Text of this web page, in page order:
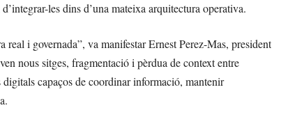
les dins d’una mateixa arquitectura operativa.
i governada”, va manifestar Ernest Perez-Mas, president
nous sitges, fragmentació i pèrdua de context entre
capaços de coordinar informació, mantenir